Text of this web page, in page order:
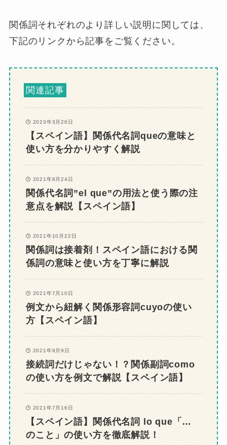
関係詞それぞれのより詳しい説明に関しては、
下記のリンクから記事をご覧ください。
関連記事
2023年3月26日
【スペイン語】関係代名詞queの意味と
使い方を分かりやすく解説
2021年8月24日
関係代名詞”el que”の用法と使う際の注
意点を解説【スペイン語】
2021年10月22日
関係詞は接着剤！スペイン語における関
係詞の意味と使い方を丁寧に解説
2021年7月10日
例文から紐解く関係形容詞cuyoの使い
方【スペイン語】
2021年9月9日
接続詞だけじゃない！？関係副詞como
の使い方を例文で解説【スペイン語】
2021年7月16日
【スペイン語】関係代名詞 lo que「…
のこと」の使い方を徹底解説！